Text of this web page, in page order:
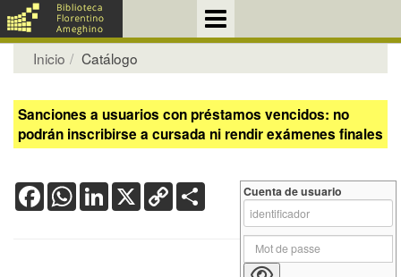
Inicio Catálogo
Sanciones a usuarios con préstamos vencidos: no
podrán inscribirse a cursada ni rendir exámenes finales
FacebookWhatsApp
LinkedIn
X Copy
Link
Cuenta de usuario